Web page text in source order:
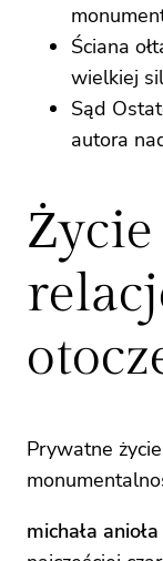
Ściana
wielkiej
Sąd
autora
Prywatne
michała anioła